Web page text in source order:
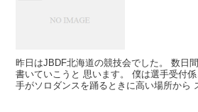
昨日はJBDF北海道の競技会でした。 数日
書いていこうと 思います。 僕は選手受付
手がソロダンスを踊るときに高い場所から